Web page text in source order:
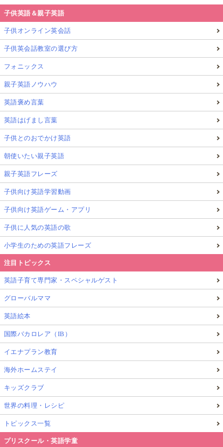
れると思っています。
スペシャルな子供達は特に「Be」を重視して
あげることで、少しずつ「Do」ができるよう
になってくる
そして障がい児と呼ばれるスペシャルな子たちは特に
「Be」を重視してあげることで、少しずつ「Do」がで
きるようになってくる
が教えてくれています。
雰囲気や人の気持ちに敏感な彼は、人のエネルギーが
よくないととても嫌がります。
子供英語＆親子英語
子供オンライン英会話
子供英会話教室の選び方
フォニックス
親子英語ノウハウ
英語褒め言葉
英語はげまし言葉
子供とのおでかけ英語
朝使いたい親子英語
親子英語フレーズ
子供向け英語学習動画
子供向け英語ゲーム・アプリ
子供に人気の英語の歌
小学生のための英語フレーズ
注目トピックス
英語子育て専門家・スペシャルゲスト
グローバルママ
英語絵本
国際バカロレア（IB）
イエナプラン教育
海外ホームステイ
キッズクラブ
世界の料理・レシピ
トピックス一覧
プリスクール・英語学童